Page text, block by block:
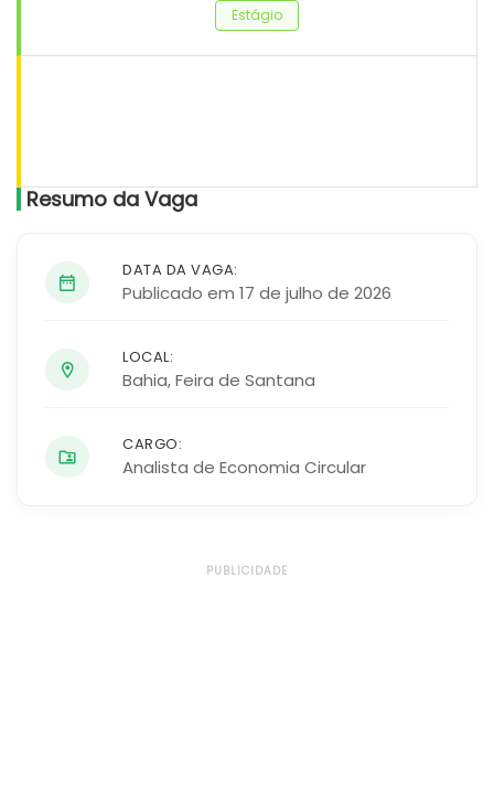
Estágio
Resumo da Vaga
DATA DA VAGA:
Publicado em 17 de julho de 2026
LOCAL:
Bahia,Feira de Santana
CARGO:
Analista de Economia Circular
PUBLICIDADE